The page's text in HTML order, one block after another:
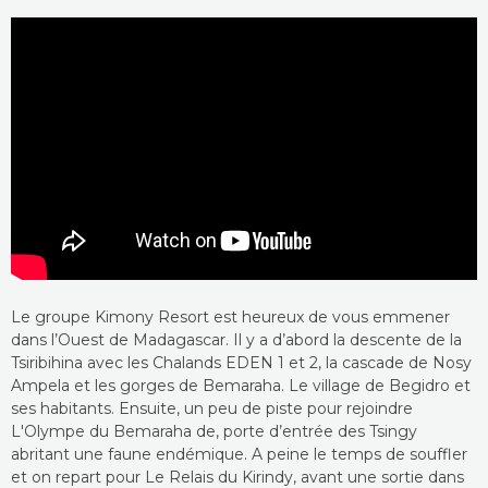
Le groupe Kimony Resort est heureux de vous emmener
dans l’Ouest de Madagascar. Il y a d’abord la descente de la
Tsiribihina avec les Chalands EDEN 1 et 2, la cascade de Nosy
Ampela et les gorges de Bemaraha. Le village de Begidro et
ses habitants. Ensuite, un peu de piste pour rejoindre
L'Olympe du Bemaraha de, porte d’entrée des Tsingy
abritant une faune endémique. A peine le temps de souffler
et on repart pour Le Relais du Kirindy, avant une sortie dans